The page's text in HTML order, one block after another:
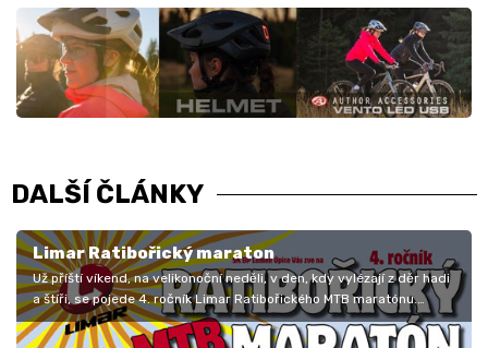
DALŠÍ ČLÁNKY
Limar Ratibořický maraton
Už příští víkend, na velikonoční neděli, v den, kdy vylézají z děr hadi
a štíři, se pojede 4. ročník Limar Ratibořického MTB maratónu.…